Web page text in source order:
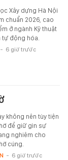
Xây dựng Hà Nội
chuẩn 2026, cao
ở ngành Kỹ thuật
tự động hóa.
- 6 giờ trước
không nên tùy tiện
để giữ gìn sự
nghiêm cho
cúng.
- 6 giờ trước